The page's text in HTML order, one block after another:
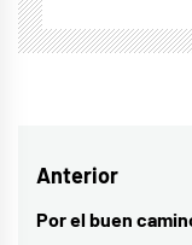
Navegación
de
Anterior
Entrada
Por el buen